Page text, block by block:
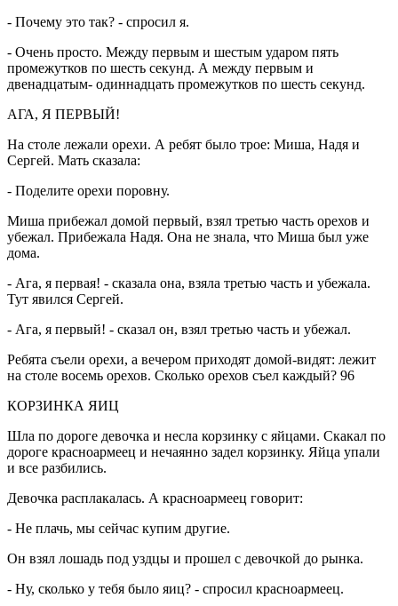
- Почему это так? - спросил я.
- Очень просто. Между первым и шестым ударом пять
промежутков по шесть секунд. А между первым и
двенадцатым- одиннадцать промежутков по шесть секунд.
АГА, Я ПЕРВЫЙ!
На столе лежали орехи. А ребят было трое: Миша, Надя и
Сергей. Мать сказала:
- Поделите орехи поровну.
Миша прибежал домой первый, взял третью часть орехов и
убежал. Прибежала Надя. Она не знала, что Миша был уже
дома.
- Ага, я первая! - сказала она, взяла третью часть и убежала.
Тут явился Сергей.
- Ага, я первый! - сказал он, взял третью часть и убежал.
Ребята съели орехи, а вечером приходят домой-видят: лежит
на столе восемь орехов. Сколько орехов съел каждый? 96
КОРЗИНКА ЯИЦ
Шла по дороге девочка и несла корзинку с яйцами. Скакал по
дороге красноармеец и нечаянно задел корзинку. Яйца упали
и все разбились.
Девочка расплакалась. А красноармеец говорит:
- Не плачь, мы сейчас купим другие.
Он взял лошадь под уздцы и прошел с девочкой до рынка.
- Ну, сколько у тебя было яиц? - спросил красноармеец.